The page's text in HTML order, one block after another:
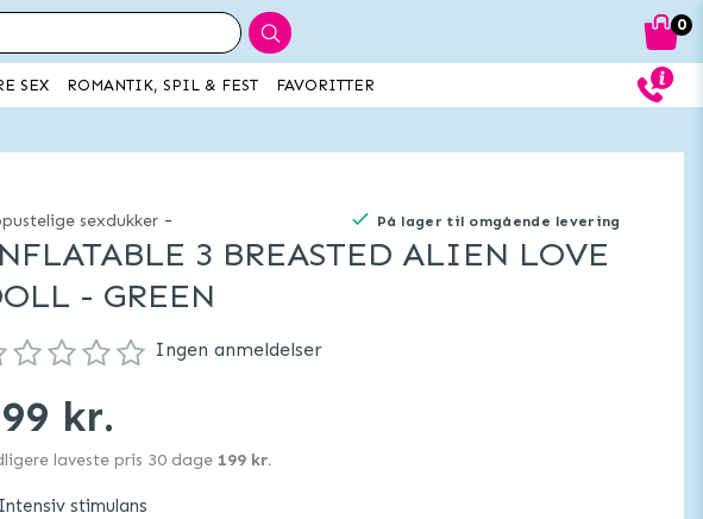
sexdukker - På lager til omgående levering
3 BREASTED ALIEN LOVE
- GREEN
Ingen anmeldelser
kr.
laveste pris 30 dage 199 kr.
Intensiv stimulans
0
SEX ROMANTIK, SPIL & FEST FAVORITTER